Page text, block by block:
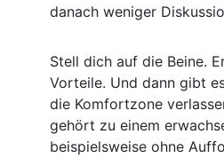
danach weniger
Stell dich auf die Beine.
Vorteile. Und dann gibt
die Komfortzone
gehört zu einem
beispielsweise ohne